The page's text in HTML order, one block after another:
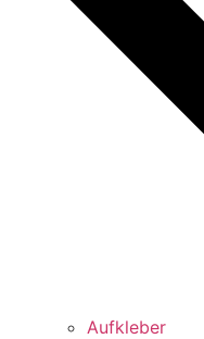
Aufkleber